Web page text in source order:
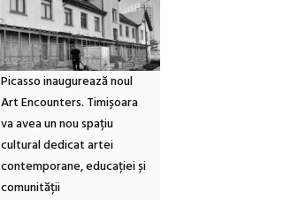
Picasso inaugurează noul
Art Encounters. Timișoara
va avea un nou spațiu
cultural dedicat artei
contemporane, educației și
comunității